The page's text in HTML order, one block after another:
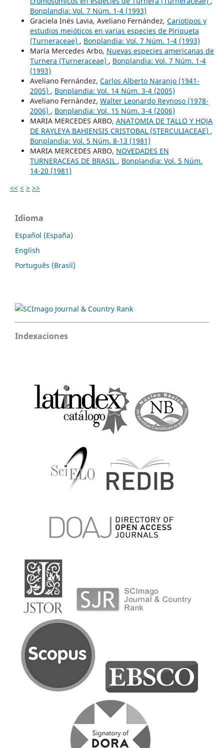
Bonplandia: Vol. 7 Núm. 1-4 (1993)
Graciela Inés Lavia, Aveliano Fernández, Cariotipos y
estudios meióticos en varias especies de Piriqueta
(Turneraceae) , Bonplandia: Vol. 7 Núm. 1-4 (1993)
María Mercedes Arbo, Nuevas especies americanas de
Turnera (Turneraceae) , Bonplandia: Vol. 7 Núm. 1-4
(1993)
Aveliano Fernández, Carlos Alberto Naranjo (1941-
2005) , Bonplandia: Vol. 14 Núm. 3-4 (2005)
Aveliano Fernández, Walter Leonardo Reynoso (1978-
2006) , Bonplandia: Vol. 15 Núm. 3-4 (2006)
MARIA MERCEDES ARBO, ANATOMIA DE TALLO Y HOJA
DE RAYLEYA BAHIENSIS CRISTOBAL (STERCULIACEAE) ,
Bonplandia: Vol. 5 Núm. 8-13 (1981)
MARIA MERCEDES ARBO, NOVEDADES EN
TURNERACEAS DE BRASIL , Bonplandia: Vol. 5 Núm.
14-20 (1981)
<< < > >>
Idioma
Español (España)
English
Português (Brasil)
Indexaciones